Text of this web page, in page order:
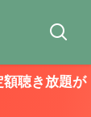
聴き放題が